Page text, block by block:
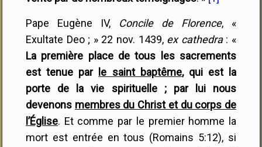
Pape Eugène IV, Concile de Florence, «
Exultate Deo ; » 22 nov. 1439, ex cathedra: «
La première place de tous les sacrements
est tenue par
le saint baptême, qui est la
porte de la vie spirituelle ; par lui nous
devenons membres du Christ et du corps de
l’Église. Et comme par le premier homme la
mort est entrée en tous (Romains 5:12), si